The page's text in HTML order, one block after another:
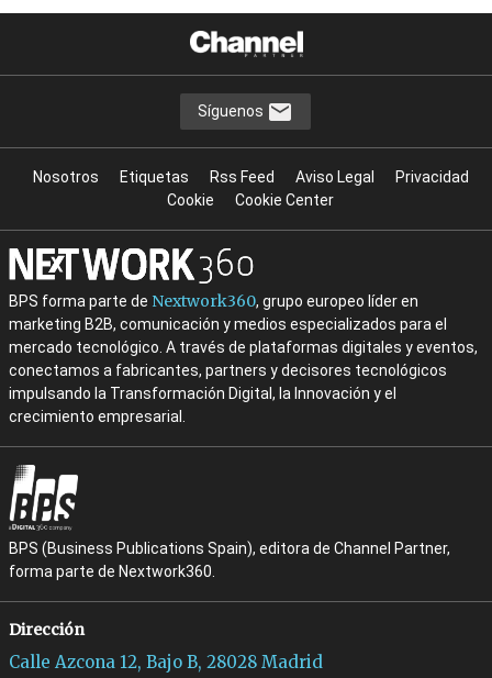
Síguenos
Nosotros Etiquetas Rss Feed Aviso Legal
Privacidad
Cookie
Cookie Center
BPS forma parte de Nextwork360, grupo europeo líder en
marketing B2B, comunicación y medios especializados para el
mercado tecnológico. A través de plataformas digitales y eventos,
conectamos a fabricantes, partners y decisores tecnológicos
impulsando la Transformación Digital, la Innovación y el
crecimiento empresarial.
BPS (Business Publications Spain), editora de Channel Partner,
forma parte de Nextwork360.
Dirección
Calle Azcona 12, Bajo B, 28028 Madrid